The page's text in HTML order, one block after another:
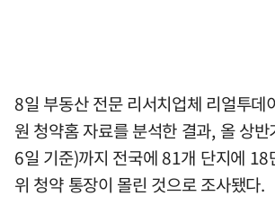
8일 부동산 전문 리서치업체 리얼투데
원 청약홈 자료를 분석한 결과, 올 상
6일 기준)까지 전국에 81개 단지에
위 청약 통장이 몰린 것으로 조사됐다.